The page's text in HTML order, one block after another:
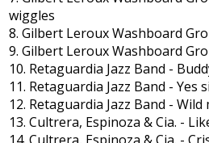
wiggles
8. Gilbert Leroux Washboard
9. Gilbert Leroux Washboard
10. Retaguardia Jazz Band -
11. Retaguardia Jazz Band - Yes
12. Retaguardia Jazz Band - Wild
13. Cultrera, Espinoza & Cia. -